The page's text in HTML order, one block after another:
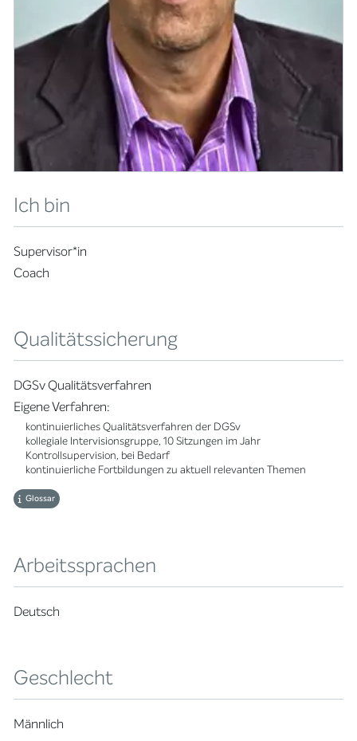
Ich bin
Supervisor*in
Coach
Qualitätssicherung
DGSv Qualitätsverfahren
Eigene Verfahren:
kontinuierliches Qualitätsverfahren der DGSv
kollegiale Intervisionsgruppe, 10 Sitzungen im Jahr
Kontrollsupervision, bei Bedarf
kontinuierliche Fortbildungen zu aktuell relevanten Themen
Glossar
Arbeitssprachen
Deutsch
Geschlecht
Männlich